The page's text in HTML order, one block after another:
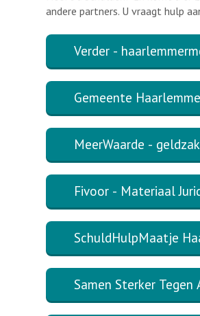
andere partners. U vraagt hulp
Verder -
Gemeente
MeerWaarde -
Fivoor - Materiaal
SchuldHulpMaatje
Samen Sterker